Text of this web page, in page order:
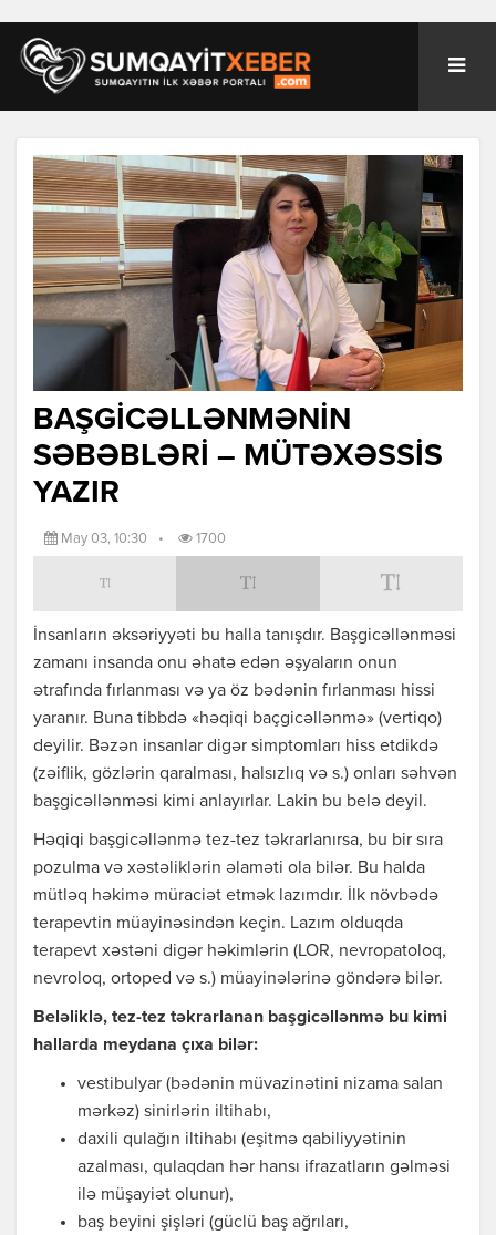
BAŞGİCƏLLƏNMƏNİN
SƏBƏBLƏRİ – MÜTƏXƏSSİS
YAZIR
May 03, 10:30 • 1700
İnsanların əksəriyyəti bu halla tanışdır. Başgicəllənməsi
zamanı insanda onu əhatə edən əşyaların onun
ətrafında fırlanması və ya öz bədənin fırlanması hissi
yaranır. Buna tibbdə «həqiqi baçgicəllənmə» (vertiqo)
deyilir. Bəzən insanlar digər simptomları hiss etdikdə
(zəiflik, gözlərin qaralması, halsızlıq və s.) onları səhvən
başgicəllənməsi kimi anlayırlar. Lakin bu belə deyil.
Həqiqi başgicəllənmə tez-tez təkrarlanırsa, bu bir sıra
pozulma və xəstəliklərin əlaməti ola bilər. Bu halda
mütləq həkimə müraciət etmək lazımdır. İlk növbədə
terapevtin müayinəsindən keçin. Lazım olduqda
terapevt xəstəni digər həkimlərin (LOR, nevropatoloq,
nevroloq, ortoped və s.) müayinələrinə göndərə bilər.
Beləliklə, tez-tez təkrarlanan başgicəllənmə bu kimi
hallarda meydana çıxa bilər:
vestibulyar (bədənin müvazinətini nizama salan
mərkəz) sinirlərin iltihabı,
daxili qulağın iltihabı (eşitmə qabiliyyətinin
azalması, qulaqdan hər hansı ifrazatların gəlməsi
ilə müşayiət olunur),
baş beyini şişləri (güclü baş ağrıları,